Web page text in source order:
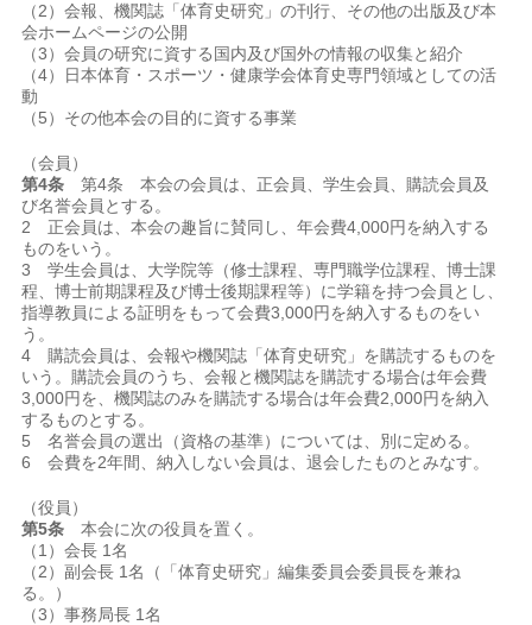
（2）会報、機関誌「体育史研究」の刊行、その他の出版及び本
会ホームページの公開
（3）会員の研究に資する国内及び国外の情報の収集と紹介
（4）日本体育・スポーツ・健康学会体育史専門領域としての活
動
（5）その他本会の目的に資する事業
（会員）
第4条 第4条 本会の会員は、正会員、学生会員、購読会員及
び名誉会員とする。
2 正会員は、本会の趣旨に賛同し、年会費4,000円を納入する
ものをいう。
3 学生会員は、大学院等（修士課程、専門職学位課程、博士課
程、博士前期課程及び博士後期課程等）に学籍を持つ会員とし、
指導教員による証明をもって会費3,000円を納入するものをい
う。
4 購読会員は、会報や機関誌「体育史研究」を購読するものを
いう。購読会員のうち、会報と機関誌を購読する場合は年会費
3,000円を、機関誌のみを購読する場合は年会費2,000円を納入
するものとする。
5 名誉会員の選出（資格の基準）については、別に定める。
6 会費を2年間、納入しない会員は、退会したものとみなす。
（役員）
第5条 本会に次の役員を置く。
（1）会長 1名
（2）副会長 1名（「体育史研究」編集委員会委員長を兼ね
る。）
（3）事務局長 1名